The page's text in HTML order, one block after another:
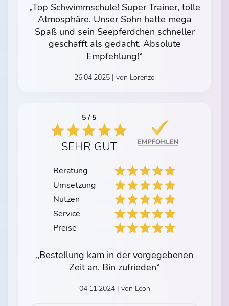
„Top Schwimmschule! Super Trainer, tolle
Atmosphäre. Unser Sohn hatte mega
Spaß und sein Seepferdchen schneller
geschafft als gedacht. Absolute
Empfehlung!“
26.04.2025 | von Lorenzo
5 / 5
SEHR GUT
Beratung
Umsetzung
Nutzen
Service
Preise
„Bestellung kam in der vorgegebenen
Zeit an. Bin zufrieden“
04.11.2024 | von Leon